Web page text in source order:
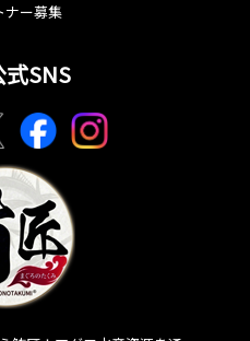
ナー募集
SNS